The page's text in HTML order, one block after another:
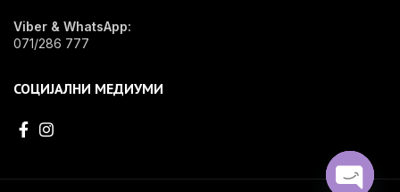
Viber & WhatsApp:
071/286 777
СОЦИЈАЛНИ МЕДИУМИ